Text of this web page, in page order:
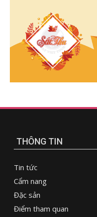
THÔNG TIN
Tin tức
Cẩm nang
Đặc sản
Điểm tham quan